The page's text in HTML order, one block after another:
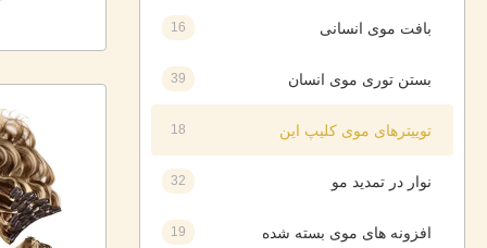
بافت موی انسانی 16
بستن توری موی انسان 39
توییترهای موی کلیپ این 18
نوار در تمدید مو 32
افزونه های موی بسته شده 19